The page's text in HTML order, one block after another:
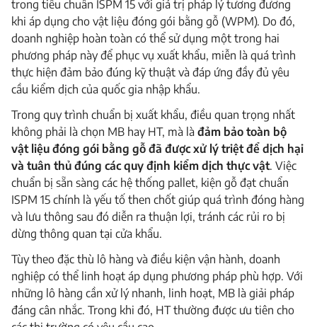
trong tiêu chuẩn ISPM 15 với giá trị pháp lý tương đương
khi áp dụng cho vật liệu đóng gói bằng gỗ (WPM). Do đó,
doanh nghiệp hoàn toàn có thể sử dụng một trong hai
phương pháp này để phục vụ xuất khẩu, miễn là quá trình
thực hiện đảm bảo đúng kỹ thuật và đáp ứng đầy đủ yêu
cầu kiểm dịch của quốc gia nhập khẩu.
Trong quy trình chuẩn bị xuất khẩu, điều quan trọng nhất
không phải là chọn MB hay HT, mà là đảm bảo toàn bộ
vật liệu đóng gói bằng gỗ đã được xử lý triệt để dịch hại
và tuân thủ đúng các quy định kiểm dịch thực vật. Việc
chuẩn bị sẵn sàng các hệ thống pallet, kiện gỗ đạt chuẩn
ISPM 15 chính là yếu tố then chốt giúp quá trình đóng hàng
và lưu thông sau đó diễn ra thuận lợi, tránh các rủi ro bị
dừng thông quan tại cửa khẩu.
Tùy theo đặc thù lô hàng và điều kiện vận hành, doanh
nghiệp có thể linh hoạt áp dụng phương pháp phù hợp. Với
những lô hàng cần xử lý nhanh, linh hoạt, MB là giải pháp
đáng cân nhắc. Trong khi đó, HT thường được ưu tiên cho